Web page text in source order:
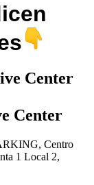
Center
Centro
1 Local 2,